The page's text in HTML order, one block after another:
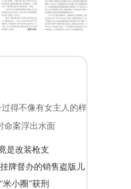
得不像有女主人的样
案浮出水面
是改装枪支
牌督办的销售盗版儿
小圈”获刑